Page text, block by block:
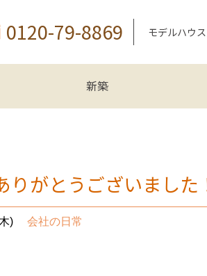
0120-79-8869 モデルハウ
新築
がとうございました
) 会社の日常